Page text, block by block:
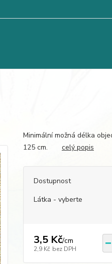
Minimální možná délka
125 cm. celý popis
Dostupnost
Látka - vyberte
3,5 Kč/cm
2,9 Kč bez DPH